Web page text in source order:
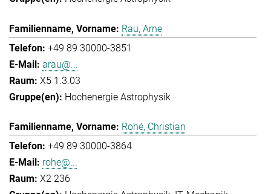
Rau, Arne
+49 89 30000-3851
arau@...
X5 1.3.03
Hochenergie Astrophysik
Rohé, Christian
+49 89 30000-3864
rohe@...
X2 236